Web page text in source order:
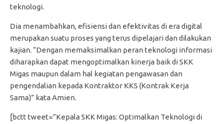
teknologi.
Dia menambahkan, efisiensi dan efektivitas di era digital
merupakan suatu proses yang terus dipelajari dan dilakukan
kajian. “Dengan memaksimalkan peran teknologi informasi
diharapkan dapat mengoptimalkan kinerja baik di SKK
Migas maupun dalam hal kegiatan pengawasan dan
pengendalian kepada Kontraktor KKS (Kontrak Kerja
Sama)” kata Amien.
[bctt tweet=”Kepala SKK Migas: Optimalkan Teknologi di